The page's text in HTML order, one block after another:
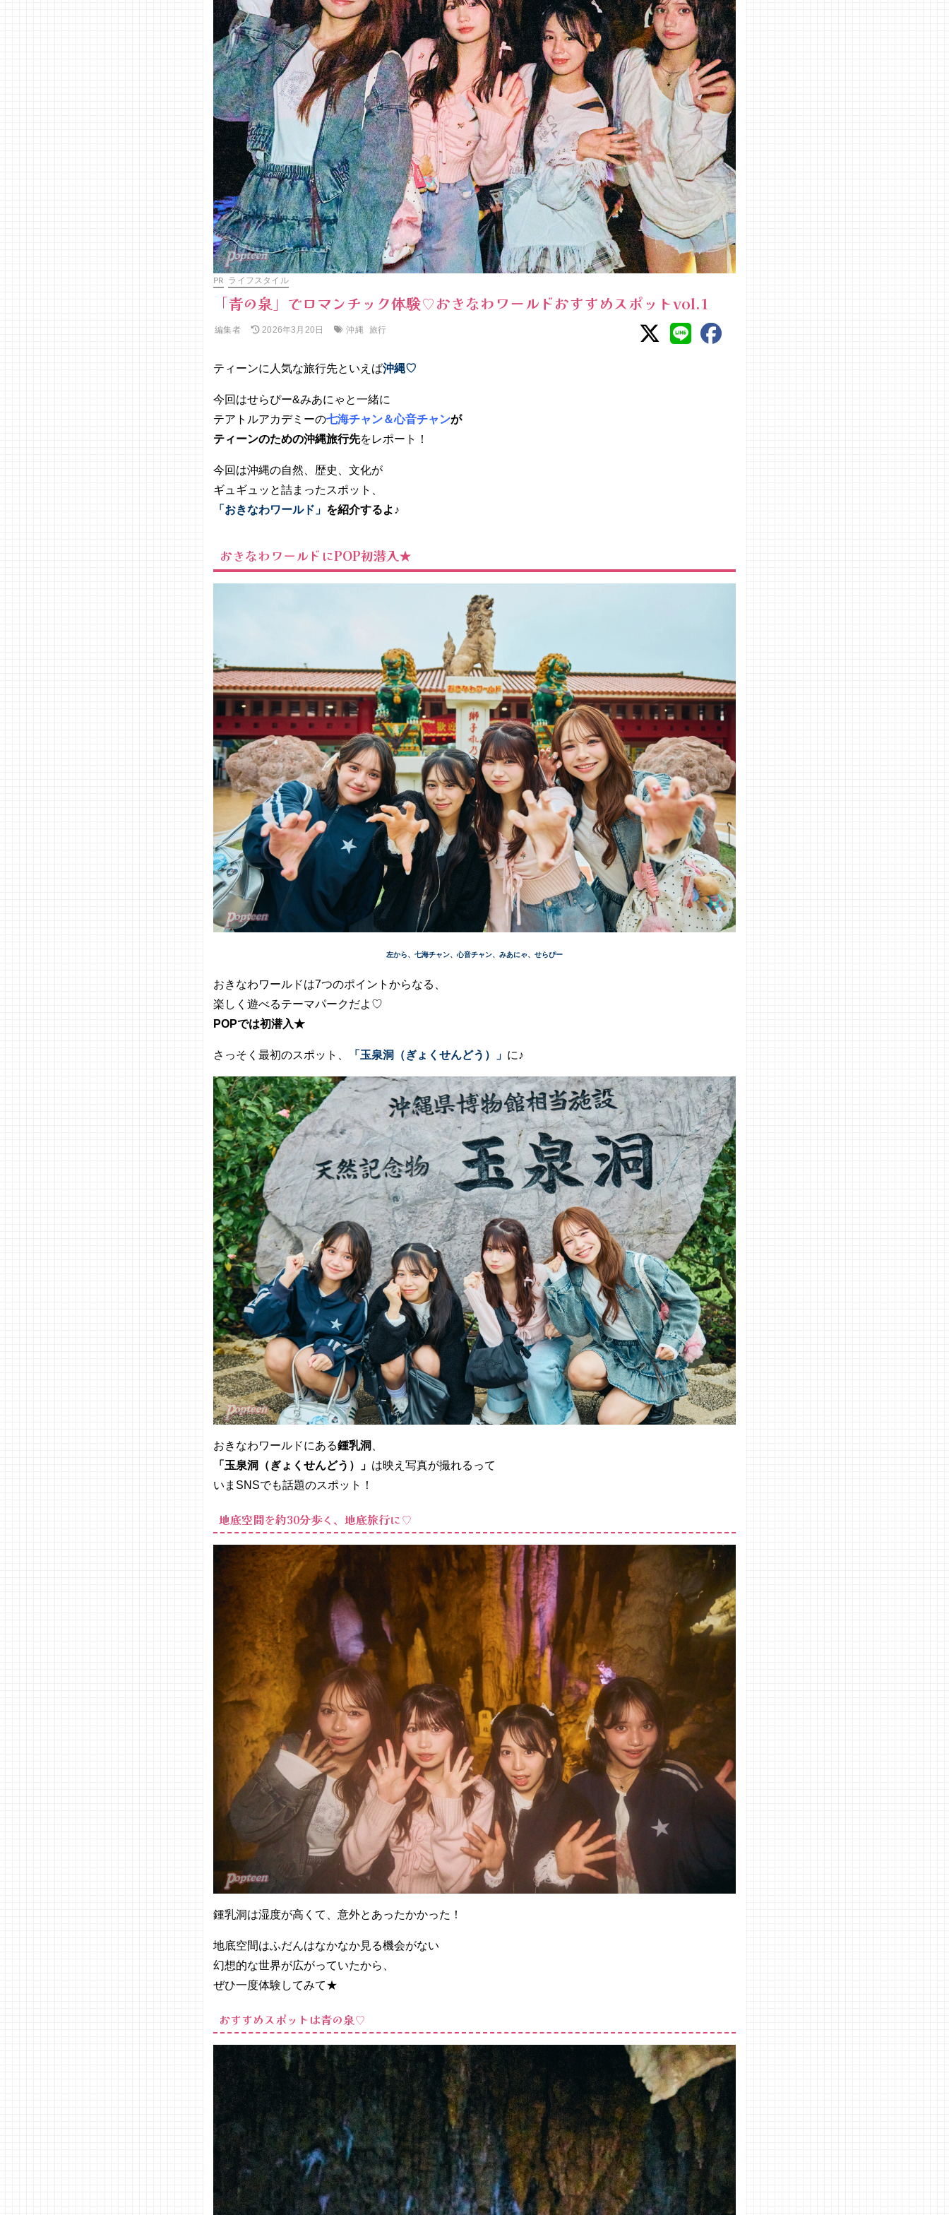
PR ライフスタイル
「青の泉」でロマンチック体験♡おきなわワールドおすすめスポットvol.1
編集者 2026年3月20日 沖縄 旅行
ティーンに人気な旅行先といえば沖縄♡
今回はせらぴー&みあにゃと一緒に
テアトルアカデミーの七海チャン＆心音チャンが
ティーンのための沖縄旅行先をレポート！
今回は沖縄の自然、歴史、文化が
ギュギュッと詰まったスポット、
「おきなわワールド」 を紹介するよ♪
おきなわワールドにPOP初潜入★
左から、七海チャン、心音チャン、みあにゃ、せらぴー
おきなわワールドは7つのポイントからなる、
楽しく遊べるテーマパークだよ♡
POPでは初潜入★
さっそく最初のスポット、 「玉泉洞（ぎょくせんどう）」 に♪
おきなわワールドにある鍾乳洞 、
「玉泉洞（ぎょくせんどう）」 は映え写真が撮れるって
いまSNSでも話題のスポット！
地底空間を約30分歩く、地底旅行に♡
鍾乳洞は湿度が高くて、意外とあったかかった！
地底空間はふだんはなかなか見る機会がない
幻想的な世界が広がっていたから、
ぜひ一度体験してみて★
おすすめスポットは青の泉♡